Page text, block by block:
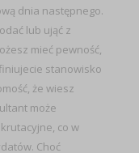
dnia następnego.
lub ująć z
mieć pewność,
stanowisko
że wiesz
może
co w
Choć